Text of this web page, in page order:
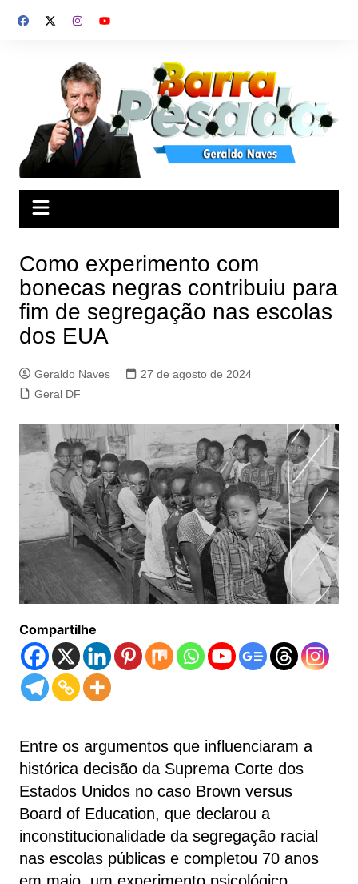
para
Como experimento com
bonecas negras contribuiu para
fim de segregação nas escolas
dos EUA
Geraldo Naves
27 de agosto de 2024
Geral DF
Compartilhe
Entre os argumentos que influenciaram a
histórica decisão da Suprema Corte dos
Estados Unidos no caso Brown versus
Board of Education, que declarou a
inconstitucionalidade da segregação racial
nas escolas públicas e completou 70 anos